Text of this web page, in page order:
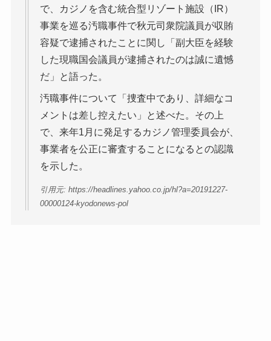
で、カジノを含む統合型リゾート施設（IR）
事業を巡る汚職事件で秋元司衆院議員が収賄
容疑で逮捕されたことに関し「副大臣を経験
した現職国会議員が逮捕されたのは誠に遺憾
だ」と語った。
汚職事件について「捜査中であり、詳細なコ
メントは差し控えたい」と述べた。その上
で、来年1月に発足するカジノ管理委員会が、
事業者を公正に審査することになるとの認識
を示した。
引用元: https://headlines.yahoo.co.jp/hl?a=20191227-
00000124-kyodonews-pol